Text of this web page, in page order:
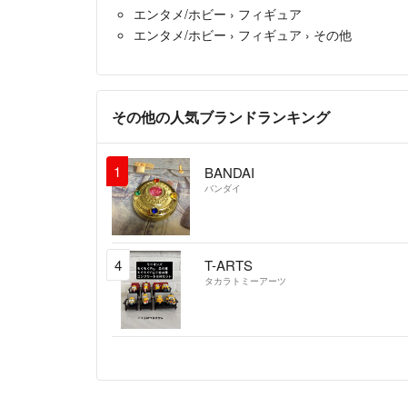
エンタメ/ホビー › フィギュア
エンタメ/ホビー › フィギュア › その他
その他の人気ブランドランキング
1 BANDAI
バンダイ
4 T-ARTS
タカラトミーアーツ